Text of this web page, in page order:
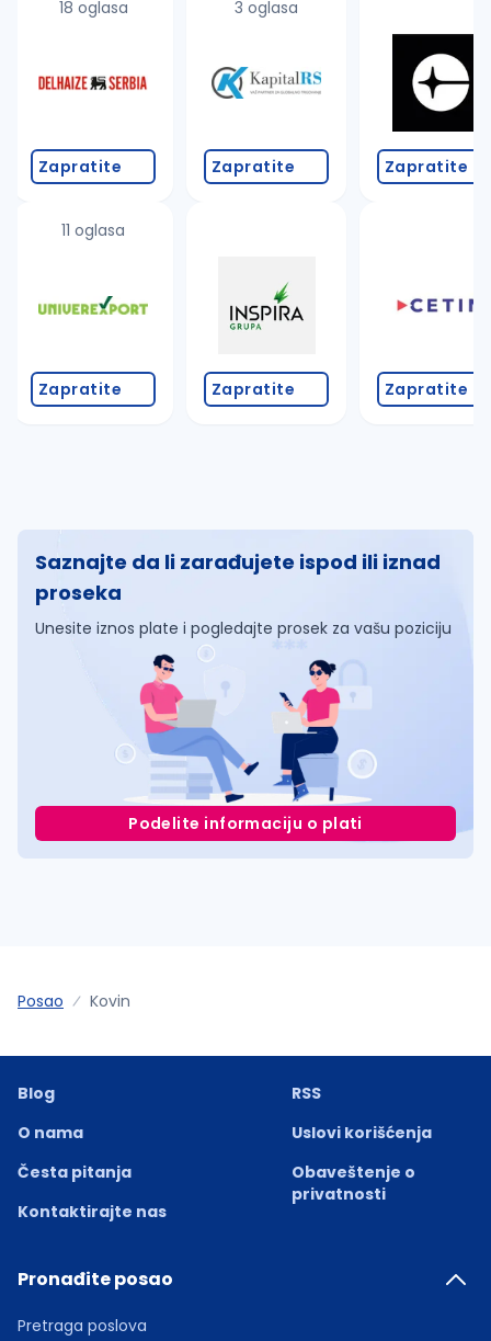
18 oglasa
Zapratite
11 oglasa
Zapratite
3 oglasa
Zapratite
Zapratite
Zapratite
Zapratite
Saznajte da li zarađujete ispod ili iznad
proseka
Unesite iznos plate i pogledajte prosek za vašu poziciju
Podelite informaciju o plati
Posao Kovin
Blog
O nama
Česta pitanja
Kontaktirajte nas
RSS
Uslovi korišćenja
Obaveštenje o
privatnosti
Pronađite posao
Pretraga poslova